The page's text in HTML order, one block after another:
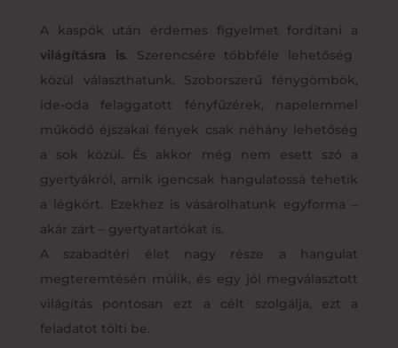
A kaspók után érdemes figyelmet fordítani a
világításra is. Szerencsére többféle lehetőség
közül választhatunk. Szoborszerű fénygömbök,
ide-oda felaggatott fényfűzérek, napelemmel
működő éjszakai fények csak néhány lehetőség
a sok közül. És akkor még nem esett szó a
gyertyákról, amik igencsak hangulatossá tehetik
a légkört. Ezekhez is vásárolhatunk egyforma –
akár zárt – gyertyatartókat is.
A szabadtéri élet nagy része a hangulat
megteremtésén múlik, és egy jól megválasztott
világítás pontosan ezt a célt szolgálja, ezt a
feladatot tölti be.